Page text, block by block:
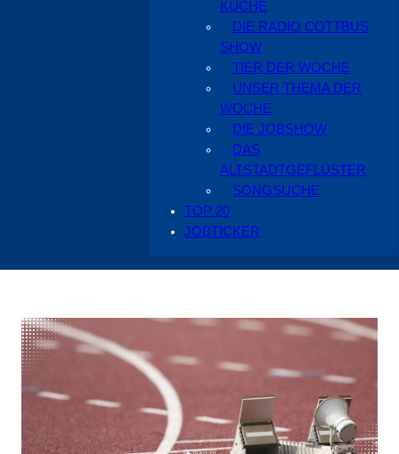
KÜCHE
DIE RADIO COTTBUS
SHOW
TIER DER WOCHE
UNSER THEMA DER
WOCHE
DIE JOBSHOW
DAS
ALTSTADTGEFLÜSTER
SONGSUCHE
TOP 20
JOBTICKER